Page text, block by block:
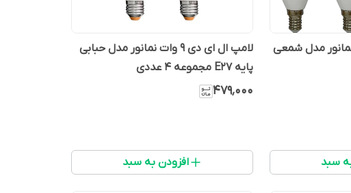
دی 7 وات نمانور مدل شمعی
سبد
لامپ ال ای دی 9 وات نمانور مدل حبابی
پایه E27 مجموعه 4 عددی
۴۷۹٬۰۰۰
افزودن به سبد